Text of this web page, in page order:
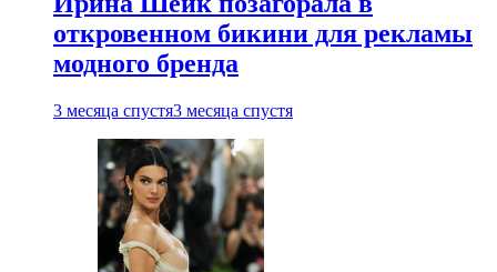
откровенном бикини для рекламы
модного бренда
3 месяца спустя3 месяца спустя